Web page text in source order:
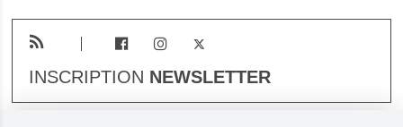
INSCRIPTION NEWSLETTER